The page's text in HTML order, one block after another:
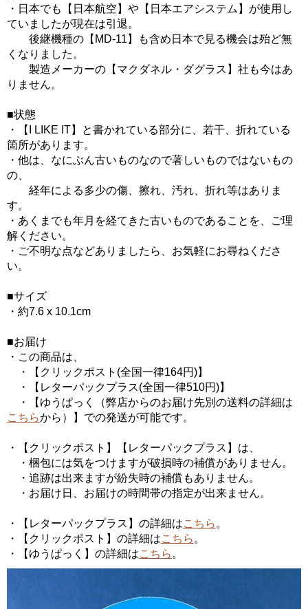
・日本でも【日本航空】や【日本エアシステム】が使用し
ていましたが現在は引退。
後継機種の【MD-11】も含め日本で見る機会は殆ど無
くなりました。
製造メーカーの【マクダネル・ダグラス】社も今はあ
りません。
■状態
・【I LIKE IT】と書かれている部分に、若干、折れている
箇所があります。
・他は、なにぶん古いものなので著しいものではないもの
の、
経年による多少の傷、擦れ、汚れ、折れ等はありま
す。
・あくまでも年月を経てきた古いものであることを、ご理
解ください。
・ご不明な点などありましたら、お気軽にお尋ねくださ
い。
■サイズ
・約7.6 x 10.1cm
■お届け
・この商品は、
・【クリックポスト(全国一律164円)】
・【レターパックプラス(全国一律510円)】
・【ゆうぱっく（弊店からのお届け先別の送料の詳細は
こちらから）】での発送が可能です。
・【クリックポスト】【レターパックプラス】は、
・梱包には気をつけますが破損時の補償がありません。
・追跡は出来ますが紛失時の補償もありません。
・お届け日、お届けの時間帯の指定が出来ません。
・【レターパックプラス】の詳細はこちら 。
・【クリックポスト】の詳細はこちら 。
・【ゆうぱっく】の詳細はこちら 。